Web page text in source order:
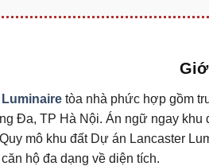
tòa nhà phức hợp gồm
Đa, TP Hà Nội. Án ngữ ngay khu
mô khu đất Dự án Lancaster
hộ đa dạng về diện tích.